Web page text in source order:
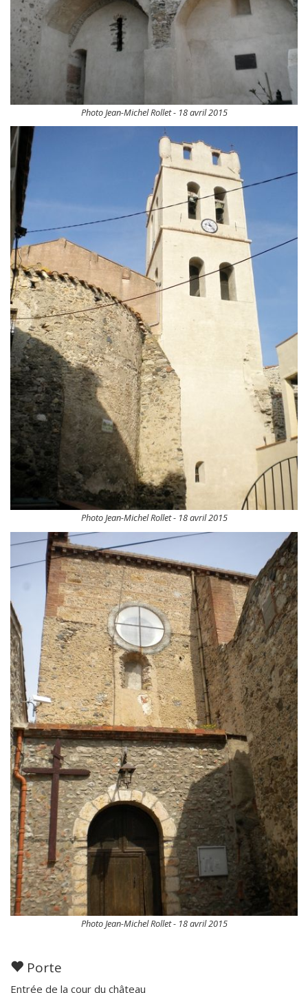
Photo Jean-Michel Rollet - 18 avril 2015
Photo Jean-Michel Rollet - 18 avril 2015
Photo Jean-Michel Rollet - 18 avril 2015
Porte
Entrée de la cour du château